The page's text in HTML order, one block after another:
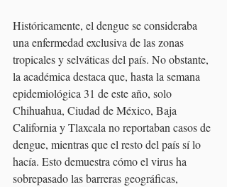
Históricamente, el dengue se consideraba
una enfermedad exclusiva de las zonas
tropicales y selváticas del país. No obstante,
la académica destaca que, hasta la semana
epidemiológica 31 de este año, solo
Chihuahua, Ciudad de México, Baja
California y Tlaxcala no reportaban casos de
dengue, mientras que el resto del país sí lo
hacía. Esto demuestra cómo el virus ha
sobrepasado las barreras geográficas,